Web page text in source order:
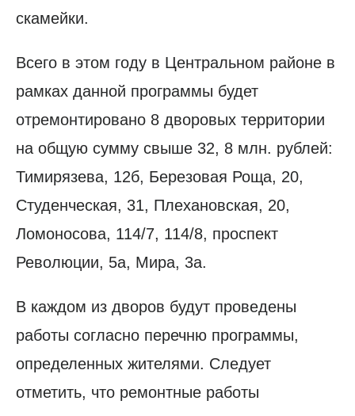
скамейки.
Всего в этом году в Центральном районе в
рамках данной программы будет
отремонтировано 8 дворовых территории
на общую сумму свыше 32, 8 млн. рублей:
Тимирязева, 12б, Березовая Роща, 20,
Студенческая, 31, Плехановская, 20,
Ломоносова, 114/7, 114/8, проспект
Революции, 5а, Мира, 3а.
В каждом из дворов будут проведены
работы согласно перечню программы,
определенных жителями. Следует
отметить, что ремонтные работы